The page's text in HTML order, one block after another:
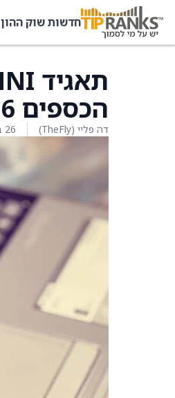
חדשות שוק ההון
הכספים 2026 יצמח בשיעור אחוזי בספרות כפולות
דה פליי (TheFly) 26 בפברואר 2026